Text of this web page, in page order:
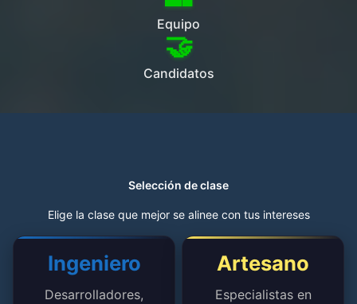
Equipo
🤝
Candidatos
Selección de clase
Elige la clase que mejor se alinee con tus intereses
Ingeniero
Desarrolladores,
Artesano
Especialistas en